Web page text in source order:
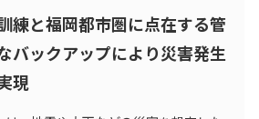
練と福岡都市圏に点在する管
バックアップにより災害発生
現